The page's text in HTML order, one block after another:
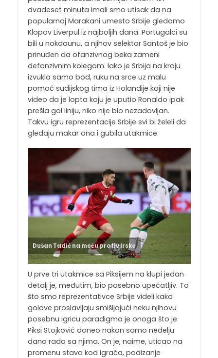
dvadeset minuta imali smo utisak da na
popularnoj Marakani umesto Srbije gledamo
Klopov Liverpul iz najboljih dana. Portugalci su
bili u nokdaunu, a njihov selektor Santoš je bio
prinuđen da ofanzivnog beka zameni
defanzivnim kolegom. Iako je Srbija na kraju
izvukla samo bod, ruku na srce uz malu
pomoć sudijskog tima iz Holandije koji nije
video da je lopta koju je uputio Ronaldo ipak
prešla gol liniju, niko nije bio nezadovljan.
Takvu igru reprezentacije Srbije svi bi želeli da
gledaju makar ona i gubila utakmice.
Dušan Tadić na meču protiv Irske
U prve tri utakmice sa Piksijem na klupi jedan
detalj je, međutim, bio posebno upečatljiv. To
što smo reprezentativce Srbije videli kako
golove proslavljaju smišljajući neku njihovu
posebnu igricu paradigma je onoga što je
Piksi Stojković doneo nakon samo nedelju
dana rada sa njima. On je, naime, uticao na
promenu stava kod igrača, podizanje